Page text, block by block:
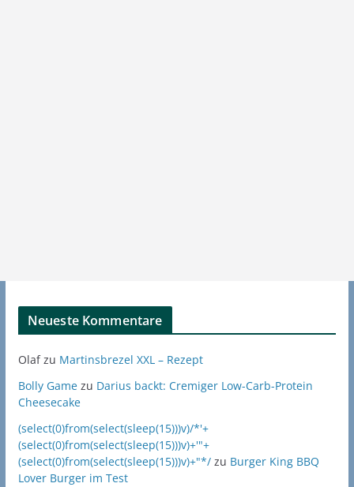
Neueste Kommentare
Olafzu Martinsbrezel XXL – Rezept
Bolly Gamezu Darius backt: Cremiger Low-Carb-Protein
Cheesecake
(select(0)from(select(sleep(15)))v)/*'+
(select(0)from(select(sleep(15)))v)+'"+
(select(0)from(select(sleep(15)))v)+"*/zu Burger King BBQ
Lover Burger im Test